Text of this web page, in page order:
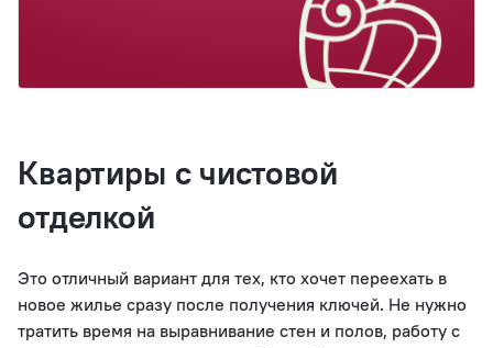
Квартиры с чистовой
отделкой
Это отличный вариант для тех, кто хочет переехать в
новое жилье сразу после получения ключей. Не нужно
тратить время на выравнивание стен и полов, работу с